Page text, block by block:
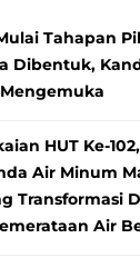
Tahapan
Dibentuk,
HUT Ke-102,
Air Minum
Transformasi
Air